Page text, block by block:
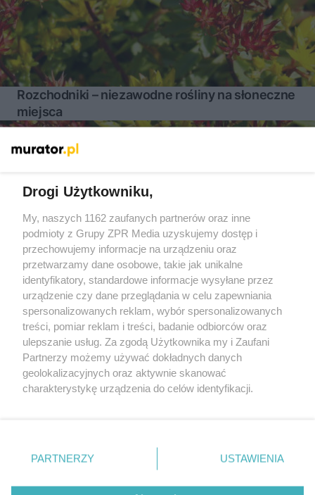
Rozchodniki – niezawodne rośliny na słoneczne
miejsca
Żaden utwór zamieszczony w serwisie nie może być powielany i
rozpowszechniany lub dalej rozpowszechniany w jakikolwiek
sposób (w tym także elektroniczny lub mechaniczny) na
jakimkolwiek polu eksploatacji w jakiejkolwiek formie, włącznie z
umieszczaniem w Internecie bez pisemnej zgody właściciela praw.
Jakiekolwiek użycie lub wykorzystanie utworów w całości lub w
części z naruszeniem prawa, tzn. bez właściwej zgody, jest
zabronione pod groźbą kary i może być ścigane prawnie.
Drogi Użytkowniku,
My, naszych 1162 zaufanych partnerów oraz inne
podmioty z Grupy ZPR Media uzyskujemy dostęp i
przechowujemy informacje na urządzeniu oraz
przetwarzamy dane osobowe, takie jak unikalne
identyfikatory, standardowe informacje wysyłane przez
urządzenie czy dane przeglądania w celu zapewniania
spersonalizowanych reklam, wybór spersonalizowanych
treści, pomiar reklam i treści, badanie odbiorców oraz
ulepszanie usług. Za zgodą Użytkownika my i Zaufani
Partnerzy możemy używać dokładnych danych
geolokalizacyjnych oraz aktywnie skanować
charakterystykę urządzenia do celów identyfikacji.
zmienić/wycofać klikając przycisk ustawień prywatności
znajdujący się w lewym dolnym rogu strony
rodzaje przetwarzania danych nie wymagają zgody
PARTNERZY USTAWIENIA